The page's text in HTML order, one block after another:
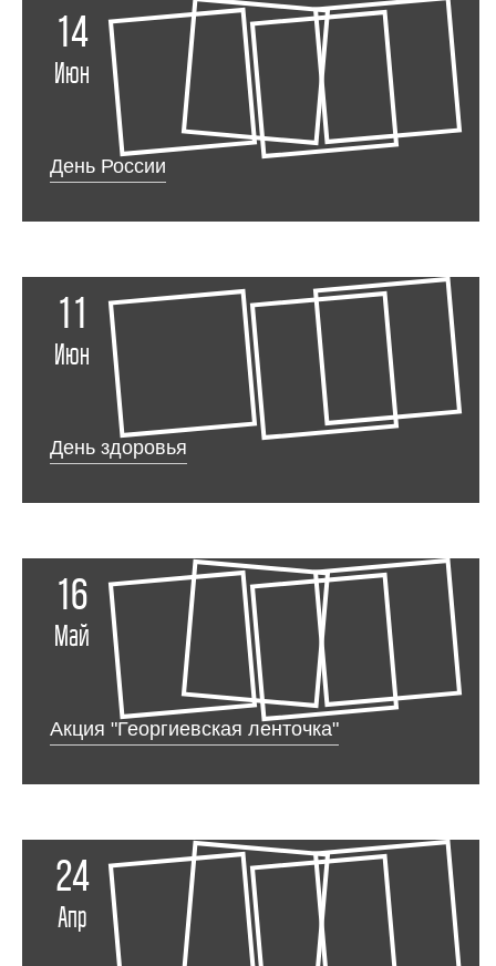
14
Июн
День России
11
Июн
День здоровья
16
Май
Акция "Георгиевская ленточка"
24
Апр